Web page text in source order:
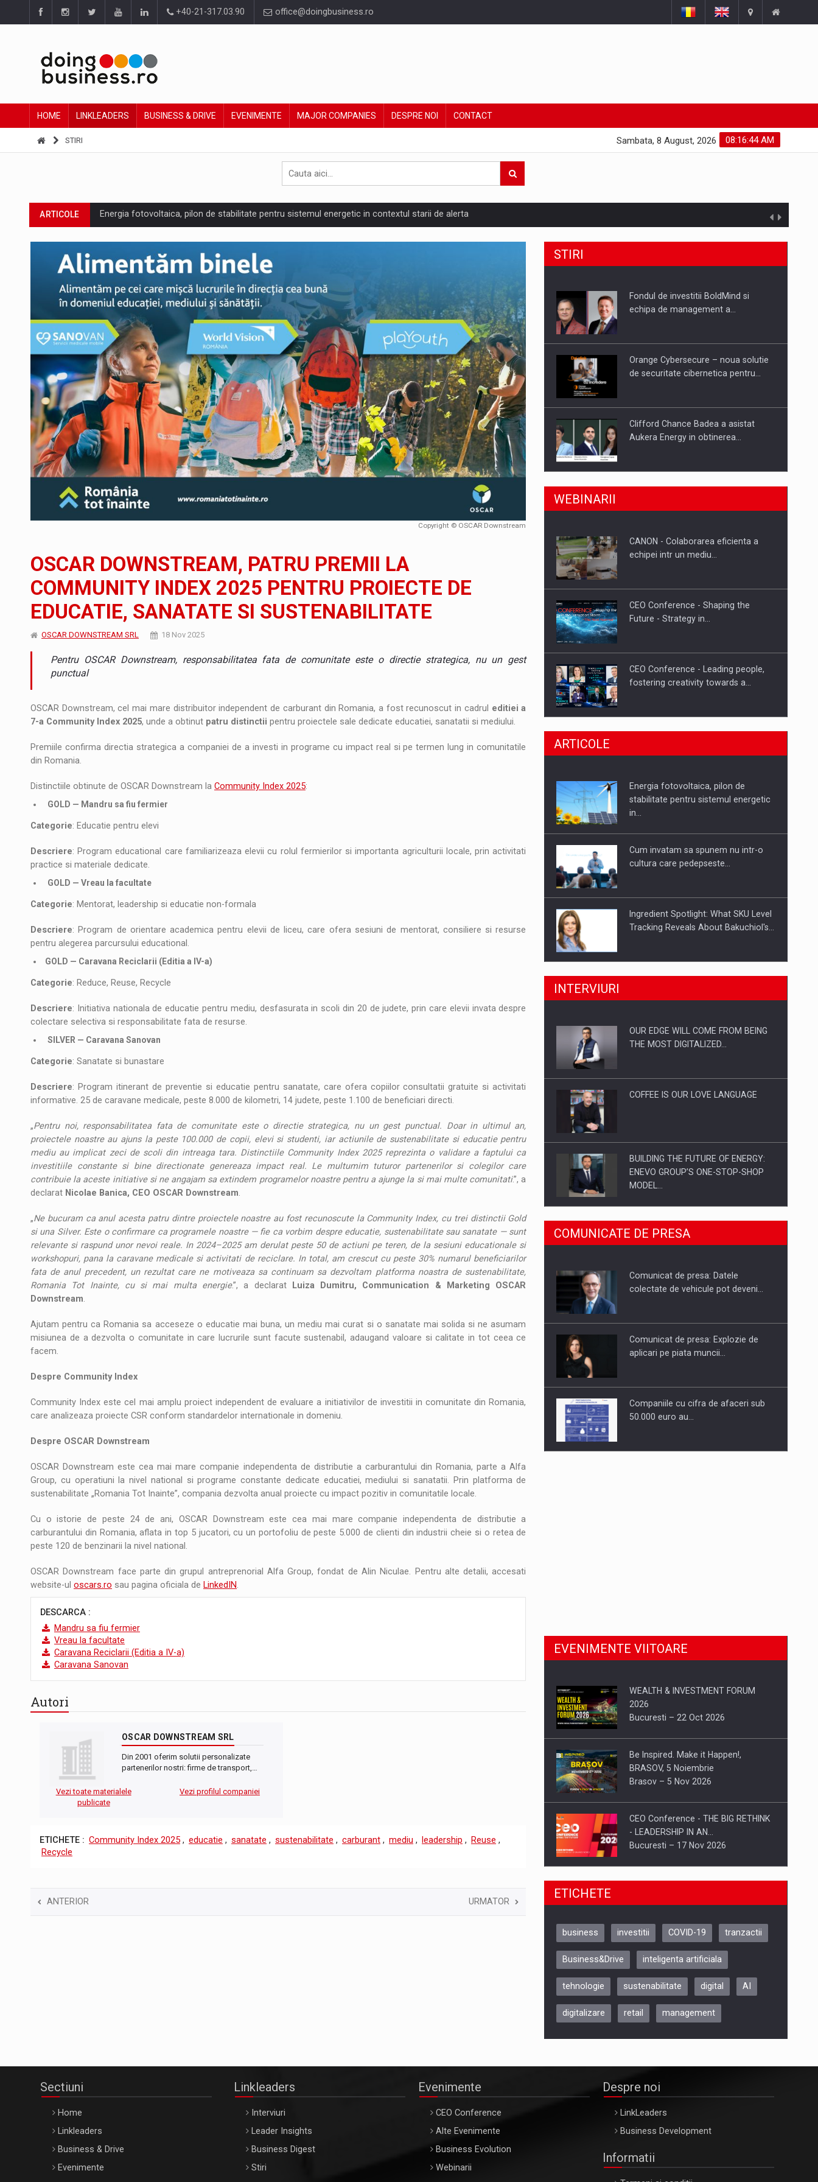
+40-21-317.03.90 office@doingbusiness.ro
HOME LINKLEADERS BUSINESS & DRIVE EVENIMENTE MAJOR COMPANIES DESPRE NOI CONTACT
STIRI 08:16:45 AM
Sambata, 8 August, 2026
ARTICOLE Energia fotovoltaica, pilon de stabilitate pentru sistemul energetic in contextul starii de alerta
ARTICOLE Cum invatam sa spunem nu intr-o cultura care pedepseste granitele?
ARTICOLE Ingredient Spotlight: What SKU Level Tracking Reveals About Bakuchiol's Evolution
ARTICOLE Producatorii si comerciantii care nu se supun noilor reglementari UE privind ambalajele pot risca retragerea produselor din piata
INTERVIURI LEADERSHIP IN MISCARE
INTERVIURI CU BATERIILE PERMANENT INCARCATE
INTERVIURI PUTTING ROMANIAN CORPORATE COMPANIES ON THE INTERNATIONAL BUSINESS SCENE
INTERVIURI OUR EDGE WILL COME FROM BEING THE MOST DIGITALIZED WHOLESALER IN ROMANIA
INTERVIURI COFFEE IS OUR LOVE LANGUAGE
STIRI Hard Enduro Piatra Craiului 2026, fueled by benzinariile RO concept OSCAR – peste 500 de participanti
STIRI Fondul de investitii BoldMind si echipa de management a Pall-Ex, liderul pietei de transport paletizat din Romania, preiau compania intr-o tranzactie de peste 25…
STIRI RANGE ROVER DEZVALUIE AL CINCILEA MEMBRU AL FAMILIEI: RANGE ROVER GT
STIRI JAECOO 5 SHS-H a ajuns in Romania
ARTICOLE Proteinmaxxing and the Future of Protein Demand
Copyright © OSCAR Downstream
OSCAR DOWNSTREAM, PATRU PREMII LA
COMMUNITY INDEX 2025 PENTRU PROIECTE DE
EDUCATIE, SANATATE SI SUSTENABILITATE
OSCAR DOWNSTREAM SRL 18 Nov 2025
Pentru OSCAR Downstream, responsabilitatea fata de comunitate este o directie strategica, nu un gest
punctual
OSCAR Downstream, cel mai mare distribuitor independent de carburant din Romania, a fost recunoscut in cadrul editiei a
7-a Community Index 2025, unde a obtinut patru distinctii pentru proiectele sale dedicate educatiei, sanatatii si mediului.
Premiile confirma directia strategica a companiei de a investi in programe cu impact real si pe termen lung in comunitatile
din Romania.
Distinctiile obtinute de OSCAR Downstream la Community Index 2025:
GOLD — Mandru sa fiu fermier
Categorie: Educatie pentru elevi
Descriere: Program educational care familiarizeaza elevii cu rolul fermierilor si importanta agriculturii locale, prin activitati
practice si materiale dedicate.
GOLD — Vreau la facultate
Categorie: Mentorat, leadership si educatie non-formala
Descriere: Program de orientare academica pentru elevii de liceu, care ofera sesiuni de mentorat, consiliere si resurse
pentru alegerea parcursului educational.
GOLD — Caravana Reciclarii (Editia a IV-a)
Categorie: Reduce, Reuse, Recycle
Descriere: Initiativa nationala de educatie pentru mediu, desfasurata in scoli din 20 de judete, prin care elevii invata despre
colectare selectiva si responsabilitate fata de resurse.
SILVER — Caravana Sanovan
Categorie: Sanatate si bunastare
Descriere: Program itinerant de preventie si educatie pentru sanatate, care ofera copiilor consultatii gratuite si activitati
informative. 25 de caravane medicale, peste 8.000 de kilometri, 14 judete, peste 1.100 de beneficiari directi.
„Pentru noi, responsabilitatea fata de comunitate este o directie strategica, nu un gest punctual. Doar in ultimul an,
proiectele noastre au ajuns la peste 100.000 de copii, elevi si studenti, iar actiunile de sustenabilitate si educatie pentru
mediu au implicat zeci de scoli din intreaga tara. Distinctiile Community Index 2025 reprezinta o validare a faptului ca
investitiile constante si bine directionate genereaza impact real. Le multumim tuturor partenerilor si colegilor care
contribuie la aceste initiative si ne angajam sa extindem programelor noastre pentru a ajunge la si mai multe comunitati.”, a
declarat Nicolae Banica, CEO OSCAR Downstream.
„Ne bucuram ca anul acesta patru dintre proiectele noastre au fost recunoscute la Community Index, cu trei distinctii Gold
si una Silver. Este o confirmare ca programele noastre — fie ca vorbim despre educatie, sustenabilitate sau sanatate — sunt
relevante si raspund unor nevoi reale. In 2024–2025 am derulat peste 50 de actiuni pe teren, de la sesiuni educationale si
workshopuri, pana la caravane medicale si activitati de reciclare. In total, am crescut cu peste 30% numarul beneficiarilor
fata de anul precedent, un rezultat care ne motiveaza sa continuam sa dezvoltam platforma noastra de sustenabilitate,
Romania Tot Inainte, cu si mai multa energie.”, a declarat
Luiza Dumitru, Communication & Marketing OSCAR
Downstream.
Ajutam pentru ca Romania sa acceseze o educatie mai buna, un mediu mai curat si o sanatate mai solida si ne asumam
misiunea de a dezvolta o comunitate in care lucrurile sunt facute sustenabil, adaugand valoare si calitate in tot ceea ce
facem.
Despre Community Index
Community Index este cel mai amplu proiect independent de evaluare a initiativilor de investitii in comunitate din Romania,
care analizeaza proiecte CSR conform standardelor internationale in domeniu.
Despre OSCAR Downstream
OSCAR Downstream este cea mai mare companie independenta de distributie a carburantului din Romania, parte a Alfa
Group, cu operatiuni la nivel national si programe constante dedicate educatiei, mediului si sanatatii. Prin platforma de
sustenabilitate „Romania Tot Inainte”, compania dezvolta anual proiecte cu impact pozitiv in comunitatile locale.
Cu o istorie de peste 24 de ani, OSCAR Downstream este cea mai mare companie independenta de distributie a
carburantului din Romania, aflata in top 5 jucatori, cu un portofoliu de peste 5.000 de clienti din industrii cheie si o retea de
peste 120 de benzinarii la nivel national.
OSCAR Downstream face parte din grupul antreprenorial Alfa Group, fondat de Alin Niculae. Pentru alte detalii, accesati
website-ul oscars.ro sau pagina oficiala de LinkedIN.
DESCARCA :
Mandru sa fiu fermier
Vreau la facultate
Caravana Reciclarii (Editia a IV-a)
Caravana Sanovan
Autori
OSCAR DOWNSTREAM SRL
Din 2001 oferim solutii personalizate
partenerilor nostri: firme de transport,…
Vezi toate materialele
publicate
Vezi profilul companiei
ETICHETE : Community Index 2025 , educatie , sanatate , sustenabilitate , carburant , mediu , leadership , Reuse ,
Recycle
ANTERIOR URMATOR
STIRI
Fondul de investitii BoldMind si
echipa de management a…
Orange Cybersecure – noua solutie
de securitate cibernetica pentru…
Clifford Chance Badea a asistat
Aukera Energy in obtinerea…
SAPTE PERSONALITATI DIN MEDIUL
Hard Enduro Piatra Craiului 2026,
WEBINARII
CANON - Colaborarea eficienta a
echipei intr un mediu…
CEO Conference - Shaping the
Future - Strategy in…
CEO Conference - Leading people,
fostering creativity towards a…
CEO Conference - Shaping The
Webinar - Business Evolution-
RETHINK STRATEGY-Finantare
ARTICOLE
Energia fotovoltaica, pilon de
stabilitate pentru sistemul energetic
in…
Cum invatam sa spunem nu intr-o
cultura care pedepseste…
Ingredient Spotlight: What SKU Level
Tracking Reveals About Bakuchiol's…
Producatorii si comerciantii care nu
Proteinmaxxing and the Future of
INTERVIURI
OUR EDGE WILL COME FROM BEING
THE MOST DIGITALIZED…
COFFEE IS OUR LOVE LANGUAGE
BUILDING THE FUTURE OF ENERGY:
ENEVO GROUP’S ONE-STOP-SHOP
MODEL…
ROOTED IN ROMANIA, BUILT TO
DELIVER TECHNOLOGY FOR THE…
PUTTING ROMANIAN CORPORATE
COMUNICATE DE PRESA
Comunicat de presa: Datele
colectate de vehicule pot deveni…
Comunicat de presa: Explozie de
aplicari pe piata muncii…
Companiile cu cifra de afaceri sub
50.000 euro au…
EVENIMENTE VIITOARE
WEALTH & INVESTMENT FORUM
2026
Bucuresti – 22 Oct 2026
Be Inspired. Make it Happen!,
BRASOV, 5 Noiembrie
Brasov – 5 Nov 2026
CEO Conference - THE BIG RETHINK
- LEADERSHIP IN AN…
Bucuresti – 17 Nov 2026
Be Inspired. Make it Happen!, CLUJ, 9
ARTEMIS LETO, ORADEA, 8
Oradea – 8 Oct 2026
ETICHETE
business investitii COVID-19 tranzactii
Business&Drive inteligenta artificiala
tehnologie sustenabilitate digital AI
digitalizare retail management
Sectiuni
Home
Linkleaders
Business & Drive
Evenimente
Linkleaders
Interviuri
Leader Insights
Business Digest
Stiri
Evenimente
CEO Conference
Alte Evenimente
Business Evolution
Webinarii
Despre noi
LinkLeaders
Business Development
Informatii